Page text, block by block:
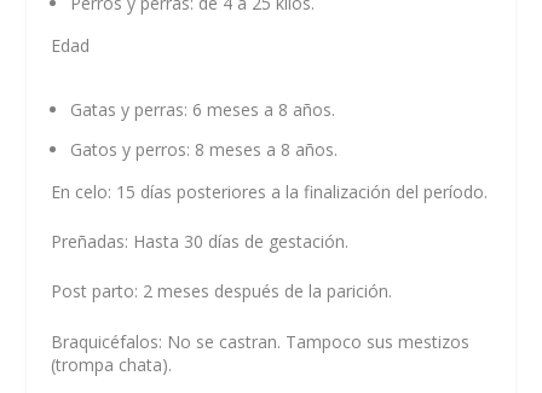
Edad
Gatas y perras: 6 meses a 8 años.
Gatos y perros: 8 meses a 8 años.
En celo: 15 días posteriores a la finalización del período.
Preñadas: Hasta 30 días de gestación.
Post parto: 2 meses después de la parición.
Braquicéfalos: No se castran. Tampoco sus mestizos
(trompa chata).